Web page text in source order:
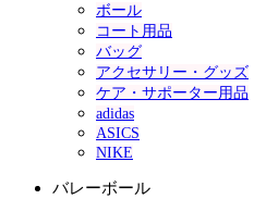
ボール
コート用品
バッグ
アクセサリー・グッズ
ケア・サポーター用品
adidas
ASICS
NIKE
バレーボール